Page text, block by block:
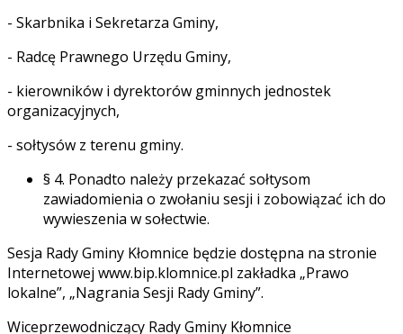
- Skarbnika i Sekretarza Gminy,
- Radcę Prawnego Urzędu Gminy,
- kierowników i dyrektorów gminnych jednostek
organizacyjnych,
- sołtysów z terenu gminy.
§ 4. Ponadto należy przekazać sołtysom
zawiadomienia o zwołaniu sesji i zobowiązać ich do
wywieszenia w sołectwie.
Sesja Rady Gminy Kłomnice będzie dostępna na stronie
Internetowej www.bip.klomnice.pl zakładka „Prawo
lokalne”, „Nagrania Sesji Rady Gminy”.
Wiceprzewodniczący Rady Gminy Kłomnice